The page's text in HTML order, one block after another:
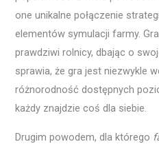
one unikalne połączenie
elementów symulacji farmy.
prawdziwi rolnicy, dbając o
sprawia, że gra jest niezwykle
różnorodność dostępnych
każdy znajdzie coś dla siebie.
Drugim powodem, dla którego